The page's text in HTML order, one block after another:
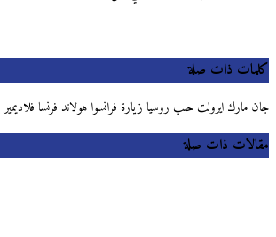
كلمات ذات صلة
جان مارك ايرولت حلب روسيا زيارة فرانسوا هولاند فرنسا فلاديمير
مقالات ذات صلة